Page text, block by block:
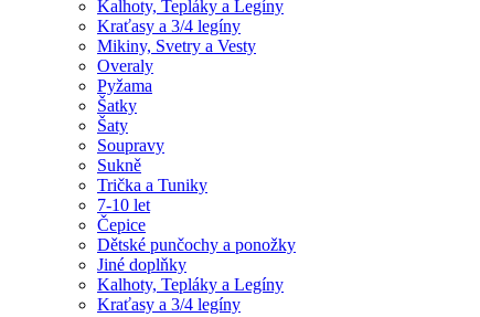
Kalhoty, Tepláky a Legíny
Kraťasy a 3/4 legíny
Mikiny, Svetry a Vesty
Overaly
Pyžama
Šatky
Šaty
Soupravy
Sukně
Trička a Tuniky
7-10 let
Čepice
Dětské punčochy a ponožky
Jiné doplňky
Kalhoty, Tepláky a Legíny
Kraťasy a 3/4 legíny